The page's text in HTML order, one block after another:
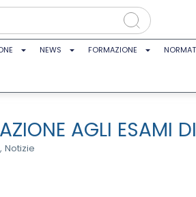
NEWS FORMAZIONE
AGLI ESAMI
, Notizie